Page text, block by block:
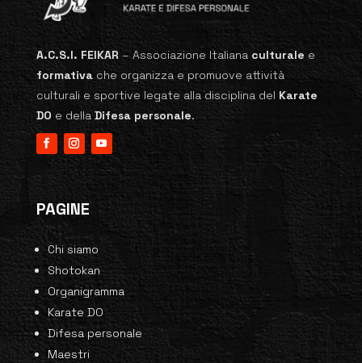
A.C.S.I. FEIKAR – Associazione Italiana culturale e
formativache organizza e promuove attività
culturali e sportive legate alla disciplina del Karate
DO e dellaDifesa personale.
PAGINE
Chi siamo
Shotokan
Organigramma
Karate DO
Difesa personale
Maestri